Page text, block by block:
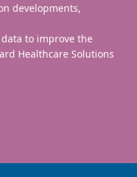
developments,
to improve the
Healthcare Solutions